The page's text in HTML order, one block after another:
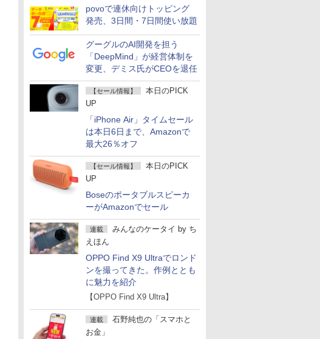
povoで連休向けトッピング
発売、3日間・7日間使い放題
グーグルのAI開発を担う
「DeepMind」が経営体制を
変更、デミス氏がCEOを退任
【セール情報】
本日のPICK
UP
「iPhone Air」タイムセール
は本日6日まで、Amazonで
最大26％オフ
【セール情報】
本日のPICK
UP
Boseのポータブルスピーカ
ーがAmazonでセール
連載 みんなのケータイ by ち
えほん
OPPO Find X9 Ultraでロンド
ンを撮ってきた。作例ととも
に魅力を紹介
【OPPO Find X9 Ultra】
連載
石野純也の「スマホと
お金」